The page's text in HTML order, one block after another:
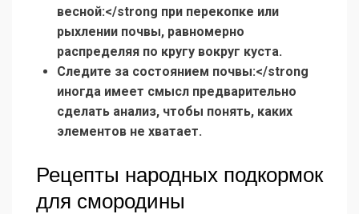
весной:</strong при перекопке или
рыхлении почвы, равномерно
распределяя по кругу вокруг куста.
Следите за состоянием почвы:</strong
иногда имеет смысл предварительно
сделать анализ, чтобы понять, каких
элементов не хватает.
Рецепты народных подкормок
для смородины